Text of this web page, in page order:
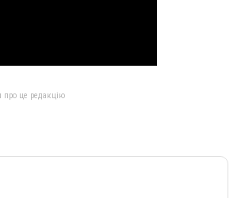
про це редакцію